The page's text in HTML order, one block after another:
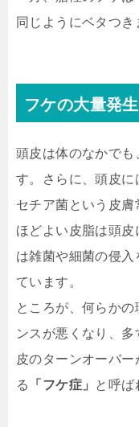
同じようにベタつき
フケの大量発
頭皮は体のなかで
す。さらに、頭皮に
セチア菌という皮膚
ほどよい皮脂は頭
は雑菌や細菌の侵
ています。
ところが、何らか
ンスが悪くなり、
皮のターンオーバ
る
「フケ症」 と呼ば